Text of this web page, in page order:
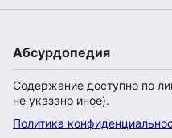
Абсурдопедия
Содержание доступно по
не указано иное).
Политика